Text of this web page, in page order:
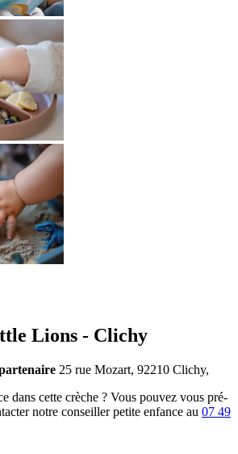
Lions - Clichy
25 rue Mozart, 92210 Clichy,
dans cette crèche ? Vous pouvez vous pré-
notre conseiller petite enfance au 07 49